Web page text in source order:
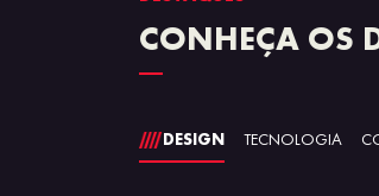
CONHEÇA OS
DESIGN TECNOLOGIA